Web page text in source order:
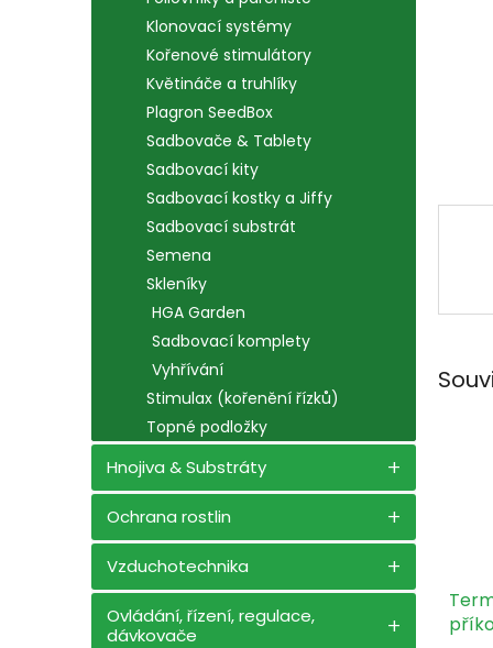
Klonovací systémy
Kořenové stimulátory
Květináče a truhlíky
Plagron SeedBox
Sadbovače & Tablety
Sadbovací kity
Sadbovací kostky a Jiffy
Sadbovací substrát
Semena
Skleníky
HGA Garden
Sadbovací komplety
Vyhřívání
Stimulax (kořenění řízků)
Topné podložky
Hnojiva & Substráty
Ochrana rostlin
Vzduchotechnika
Ovládání, řízení, regulace,
dávkovače